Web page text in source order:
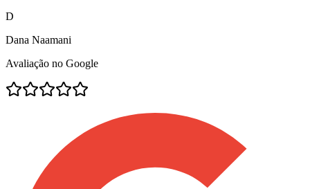
D
Dana Naamani
Avaliação no Google